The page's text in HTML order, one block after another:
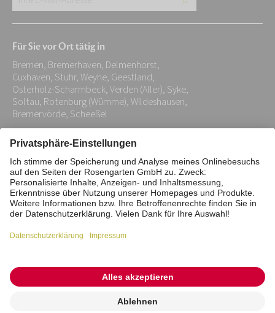
Adresse:
*
Für Sie vor Ort tätig in
Bremen, Bremerhaven, Delmenhorst,
Cuxhaven, Stuhr, Weyhe, Geestland,
Osterholz-Scharmbeck, Verden (Aller), Syke,
Soltau, Rotenburg (Wümme), Wildeshausen,
Bremervörde, Scheeßel
Impressum Datenschutz
Stiftung
Interne Meldestelle
Zahlungsmittel
Barrierefreiheitserklärung
Vertrag widerrufen
© 2026 ROSENGARTEN-Tierbestattung